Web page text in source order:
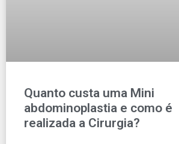
Quanto custa uma Mini
abdominoplastia e como é
realizada a Cirurgia?